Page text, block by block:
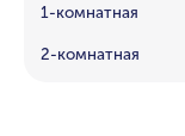
1-комнатная
2-комнатная